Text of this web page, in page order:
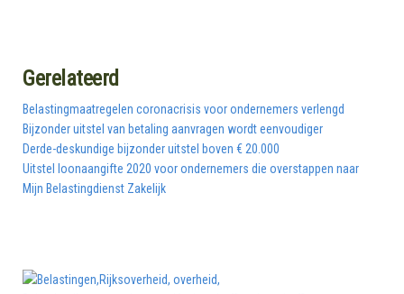
Gerelateerd
Belastingmaatregelen coronacrisis voor ondernemers verlengd
Bijzonder uitstel van betaling aanvragen wordt eenvoudiger
Derde-deskundige bijzonder uitstel boven € 20.000
Uitstel loonaangifte 2020 voor ondernemers die overstappen naar
Mijn Belastingdienst Zakelijk